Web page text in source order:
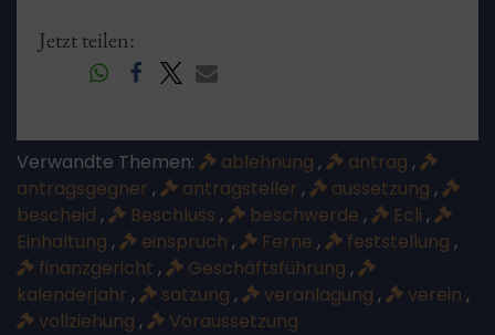
Jetzt teilen:
Verwandte Themen: ablehnung , antrag ,
antragsgegner , antragsteller , aussetzung ,
bescheid , Beschluss , beschwerde , Ecli ,
Einhaltung , einspruch , Ferne , feststellung ,
finanzgericht , Geschäftsführung ,
kalenderjahr , satzung , veranlagung , verein ,
vollziehung , Voraussetzung